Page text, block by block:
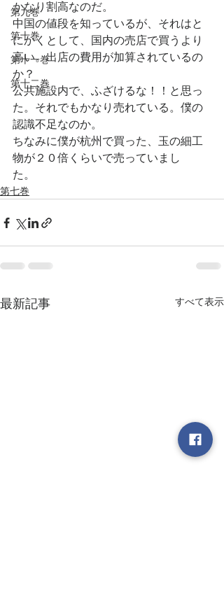
第九巻
第十巻
第十一巻
第十二巻
かなり割高なのだ。
中国の値段を知っているが、それはと
にかくとして、国内の売店で買うより
高い。出店の費用が加算されているの
か？
公共施設内で、ふざけるな！！と思っ
た。それでもかなり売れている。僕の
認識不足なのか。
ちなみに僕が杭州で買った、玉の細工
物が２０倍くらいで売っていまし
た。
第七巻
最新記事 すべて表示